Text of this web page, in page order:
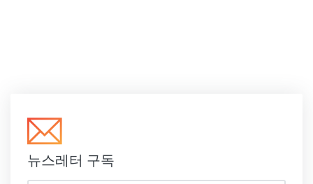
뉴스레터 구독